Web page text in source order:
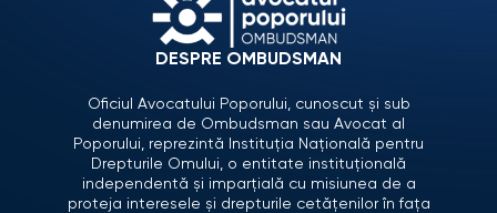
DESPRE OMBUDSMAN
Oficiul Avocatului Poporului, cunoscut și sub
denumirea de Ombudsman sau Avocat al
Poporului, reprezintă Instituția Națională pentru
Drepturile Omului, o entitate instituțională
independentă și imparțială cu misiunea de a
proteja interesele și drepturile cetățenilor în fața